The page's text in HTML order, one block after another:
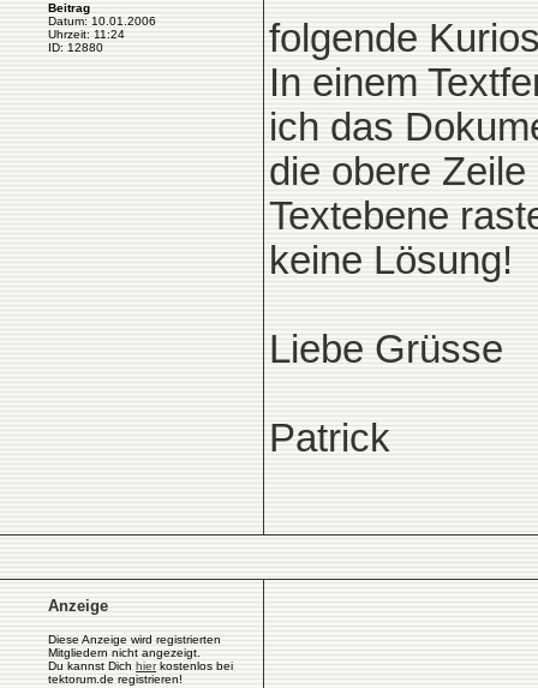
Beitrag
Datum: 10.01.2006
Uhrzeit: 11:24
ID: 12880
folgende
In einem
ich das
die obere
Textebene
keine Lösung!
Liebe Grüsse
Patrick
Anzeige
Diese Anzeige wird registrierten
Mitgliedern nicht angezeigt.
Du kannst Dich hierkostenlos bei
tektorum.de registrieren!